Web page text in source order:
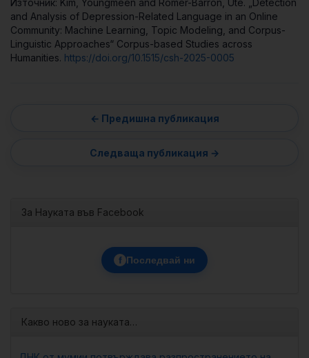
Източник: Kim, Youngmeen and Römer-Barron, Ute. „Detection
and Analysis of Depression-Related Language in an Online
Community: Machine Learning, Topic Modeling, and Corpus-
Linguistic Approaches“ Corpus-based Studies across
Humanities. https://doi.org/10.1515/csh-2025-0005
За Науката във Facebook
f Последвай ни
Какво ново за науката…